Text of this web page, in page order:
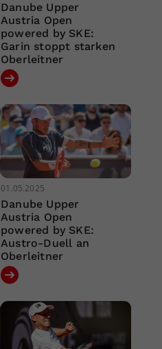
Danube Upper
Austria Open
powered by SKE:
Garin stoppt starken
Oberleitner
01.05.2025
Danube Upper
Austria Open
powered by SKE:
Austro-Duell an
Oberleitner